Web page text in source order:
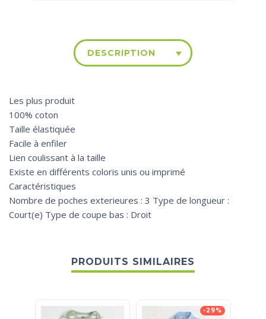
DESCRIPTION
Les plus produit
100% coton
Taille élastiquée
Facile à enfiler
Lien coulissant à la taille
Existe en différents coloris unis ou imprimé
Caractéristiques
Nombre de poches exterieures : 3 Type de longueur :
Court(e) Type de coupe bas : Droit
PRODUITS SIMILAIRES
-29%